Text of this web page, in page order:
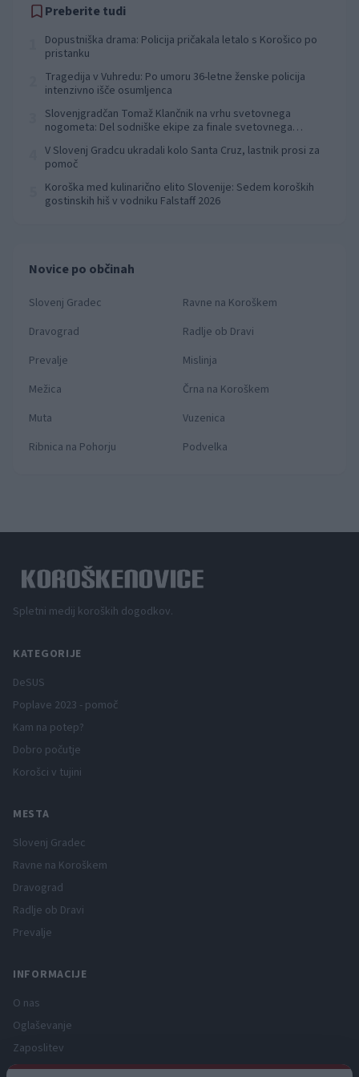
Preberite tudi
Dopustniška drama: Policija pričakala letalo s Korošico po
pristanku
Tragedija v Vuhredu: Po umoru 36-letne ženske policija
intenzivno išče osumljenca
Slovenjgradčan Tomaž Klančnik na vrhu svetovnega
nogometa: Del sodniške ekipe za finale svetovnega
V Slovenj Gradcu ukradali kolo Santa Cruz, lastnik prosi za
pomoč
Koroška med kulinarično elito Slovenije: Sedem koroških
gostinskih hiš v vodniku Falstaff 2026
Novice po občinah
Slovenj Gradec
Ravne na Koroškem
Dravograd
Radlje ob Dravi
Prevalje
Mislinja
Mežica
Črna na Koroškem
Muta
Vuzenica
Ribnica na Pohorju
Podvelka
Spletni medij koroških dogodkov.
KATEGORIJE
DeSUS
Poplave 2023 - pomoč
Kam na potep?
Dobro počutje
Korošci v tujini
MESTA
Slovenj Gradec
Ravne na Koroškem
Dravograd
Radlje ob Dravi
Prevalje
INFORMACIJE
O nas
Oglaševanje
Zaposlitev
Pravno obvestilo